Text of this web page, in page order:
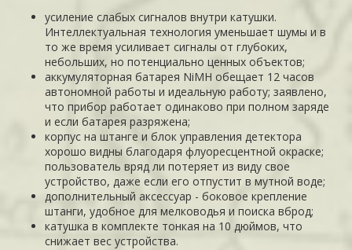
усиление слабых сигналов внутри катушки.
Интеллектуальная технология уменьшает шумы и в
то же время усиливает сигналы от глубоких,
небольших, но потенциально ценных объектов;
аккумуляторная батарея NiMH обещает 12 часов
автономной работы и идеальную работу; заявлено,
что прибор работает одинаково при полном заряде
и если батарея разряжена;
корпус на штанге и блок управления детектора
хорошо видны благодаря флуоресцентной окраске;
пользователь вряд ли потеряет из виду свое
устройство, даже если его отпустит в мутной воде;
дополнительный аксессуар - боковое крепление
штанги, удобное для мелководья и поиска вброд;
катушка в комплекте тонкая на 10 дюймов, что
снижает вес устройства.